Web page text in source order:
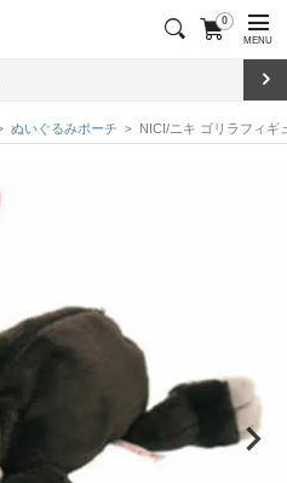
0
MENU
ぬいぐるみポーチ NICI/ニキ ゴリラフィギ